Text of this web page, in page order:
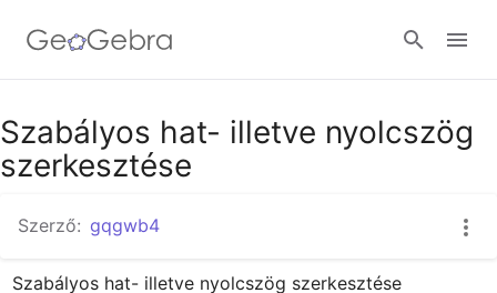
Google Classroom
Bejelentkezés
Szabályos hat- illetve nyolcszög
szerkesztése
Szerző: gqgwb4
Szabályos hat- illetve nyolcszög szerkesztése